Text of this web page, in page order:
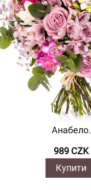
Анабело.
989 CZK
Купити